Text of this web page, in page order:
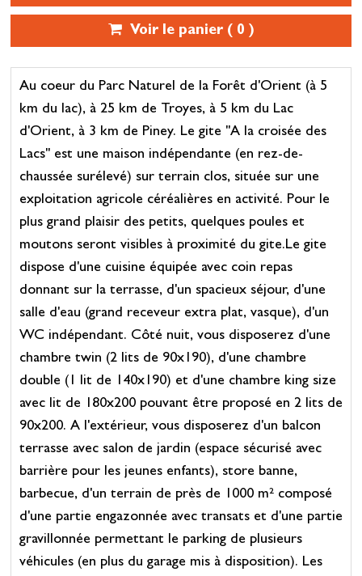
Voir le panier ( 0 )
Au coeur du Parc Naturel de la Forêt d'Orient (à 5
km du lac), à 25 km de Troyes, à 5 km du Lac
d'Orient, à 3 km de Piney. Le gite "A la croisée des
Lacs" est une maison indépendante (en rez-de-
chaussée surélevé) sur terrain clos, située sur une
exploitation agricole céréalières en activité. Pour le
plus grand plaisir des petits, quelques poules et
moutons seront visibles à proximité du gite.Le gite
dispose d'une cuisine équipée avec coin repas
donnant sur la terrasse, d'un spacieux séjour, d'une
salle d'eau (grand receveur extra plat, vasque), d'un
WC indépendant. Côté nuit, vous disposerez d'une
chambre twin (2 lits de 90x190), d'une chambre
double (1 lit de 140x190) et d'une chambre king size
avec lit de 180x200 pouvant être proposé en 2 lits de
90x200. A l'extérieur, vous disposerez d'un balcon
terrasse avec salon de jardin (espace sécurisé avec
barrière pour les jeunes enfants), store banne,
barbecue, d'un terrain de près de 1000 m² composé
d'une partie engazonnée avec transats et d'une partie
gravillonnée permettant le parking de plusieurs
véhicules (en plus du garage mis à disposition). Les